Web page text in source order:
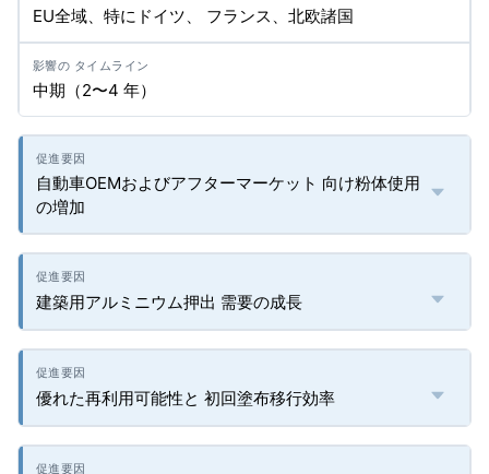
EU全域、特にドイツ、 フランス、北欧諸国
中期（2〜4 年）
自動車OEMおよびアフターマーケット 向け粉体使用
の増加
建築用アルミニウム押出 需要の成長
優れた再利用可能性と 初回塗布移行効率